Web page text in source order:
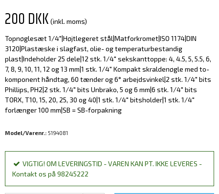
200 DKK (inkl. moms)
Topnøglesæt 1/4"|Højtlegeret stål|Matforkromet|ISO 1174|DIN
3120|Plastæske i slagfast, olie- og temperaturbestandig
plast|Indeholder 25 dele|12 stk. 1/4" sekskanttoppe: 4, 4.5, 5, 5.5, 6,
7, 8, 9, 10, 11, 12 og 13 mm|1 stk. 1/4" Kompakt skraldenøgle med to-
komponent håndtag, 60 tænder og 6° arbejdsvinkel|2 stk. 1/4" bits
Phillips, PH2|2 stk. 1/4" bits Unbrako, 5 og 6 mm|6 stk. 1/4" bits
TORX, T10, 15, 20, 25, 30 og 40|1 stk. 1/4" bitsholder|1 stk. 1/4"
forlænger 100 mm|SB = SB-forpakning
Model/Varenr.: 5194081
VIGTIG! OM LEVERINGSTID - VAREN KAN PT. IKKE LEVERES -
Kontakt os på 98245222